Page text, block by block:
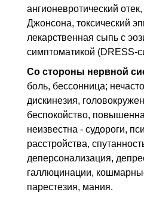
ангионевротический
Джонсона, токсический
лекарственная сыпь с
симптоматикой (DRESS-
Со стороны нервной
боль, бессонница;
дискинезия,
беспокойство,
неизвестна - судороги,
расстройства,
деперсонализация,
галлюцинации,
парестезия, мания.